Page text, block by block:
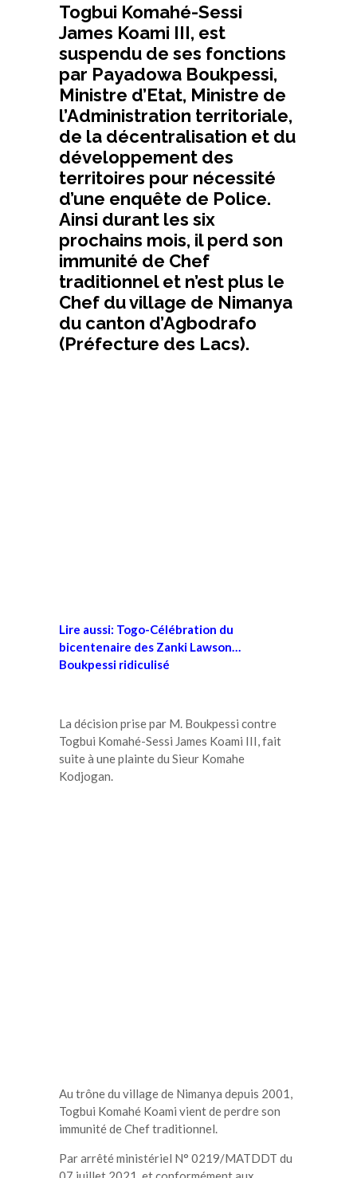
Togbui Komahé-Sessi
James Koami III, est
suspendu de ses fonctions
par Payadowa Boukpessi,
Ministre d’Etat, Ministre de
l’Administration territoriale,
de la décentralisation et du
développement des
territoires pour nécessité
d’une enquête de Police.
Ainsi durant les six
prochains mois, il perd son
immunité de Chef
traditionnel et n’est plus le
Chef du village de Nimanya
du canton d’Agbodrafo
(Préfecture des Lacs).
Lire aussi: Togo-Célébration du
bicentenaire des Zanki Lawson…
Boukpessi ridiculisé
La décision prise par M. Boukpessi contre
Togbui Komahé-Sessi James Koami III, fait
suite à une plainte du Sieur Komahe
Kodjogan.
Au trône du village de Nimanya depuis 2001,
Togbui Komahé Koami vient de perdre son
immunité de Chef traditionnel.
Par arrêté ministériel N° 0219/MATDDT du